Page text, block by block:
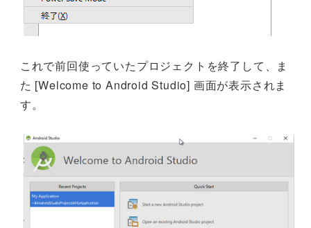
これで前回使っていたプロジェクトを終了して、ま
た [Welcome to Android Studio] 画面が表示されま
す。